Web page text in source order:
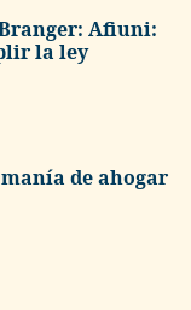
Afiuni:
la ley
de ahogar